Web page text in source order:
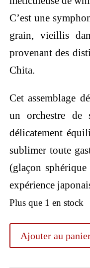
C’est une
grain, vieillis
provenant des
Chita.
Cet assemblage
un orchestre de
délicatement
sublimer toute
(glaçon
expérience
Plus que 1 en stock
quantité
de
Ajouter au